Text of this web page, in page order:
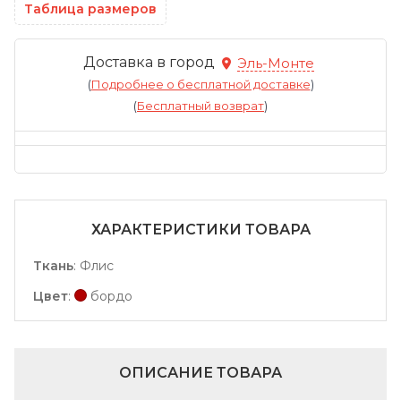
Таблица размеров
Доставка в город Эль-Монте
(Подробнее о бесплатной доставке)
(Бесплатный возврат)
ХАРАКТЕРИСТИКИ ТОВАРА
Ткань: Флис
Цвет: бордо
ОПИСАНИЕ ТОВАРА